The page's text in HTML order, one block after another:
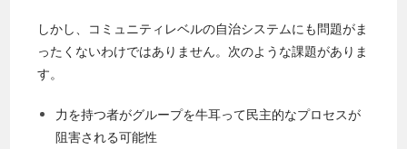
しかし、コミュニティレベルの自治システムにも問題がま
ったくないわけではありません。次のような課題がありま
す。
力を持つ者がグループを牛耳って民主的なプロセスが
阻害される可能性